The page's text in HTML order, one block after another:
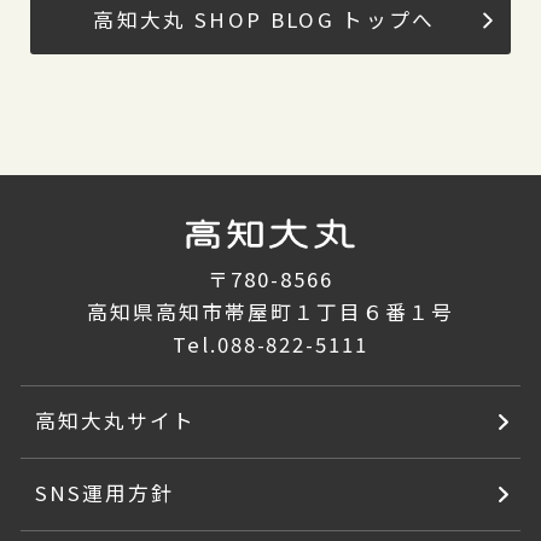
高知大丸 SHOP BLOG トップへ
〒780-8566
高知県高知市帯屋町１丁目６番１号
Tel.088-822-5111
高知大丸サイト
SNS運用方針